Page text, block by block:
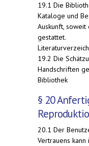
19.1 Die
Kataloge und
Auskunft,
gestattet.
19.2 Die
Handschriften
Bibliothek
§ 20
20.1 Der
Vertrauens